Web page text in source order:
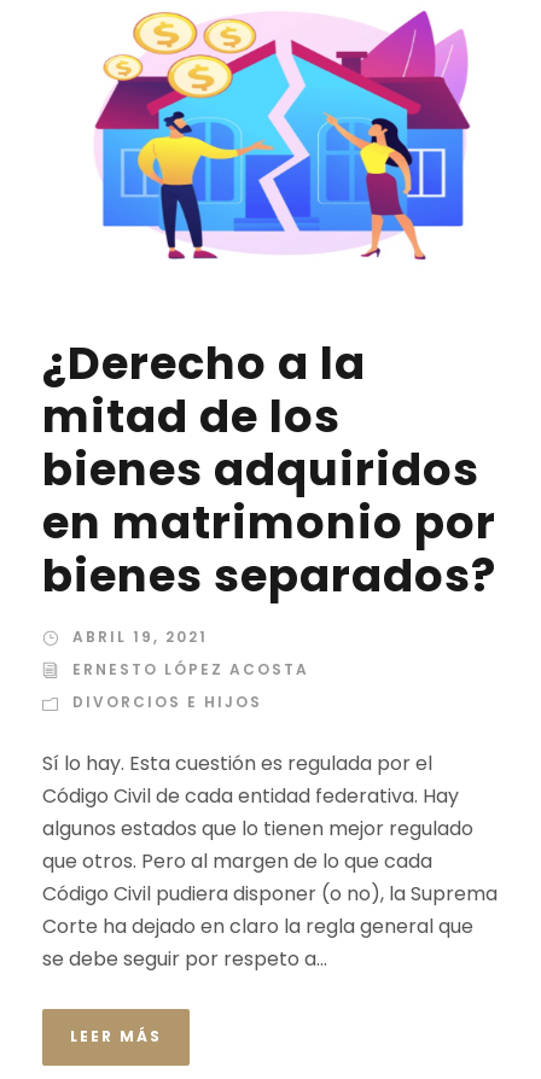
¿Derecho a la
mitad de los
bienes adquiridos
en matrimonio por
bienes separados?
ABRIL 19, 2021
ERNESTO LÓPEZ ACOSTA
DIVORCIOS E HIJOS
Sí lo hay. Esta cuestión es regulada por el
Código Civil de cada entidad federativa. Hay
algunos estados que lo tienen mejor regulado
que otros. Pero al margen de lo que cada
Código Civil pudiera disponer (o no), la Suprema
Corte ha dejado en claro la regla general que
se debe seguir por respeto a...
LEER MÁS